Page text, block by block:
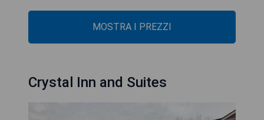
MOSTRA I PREZZI
Crystal Inn and Suites